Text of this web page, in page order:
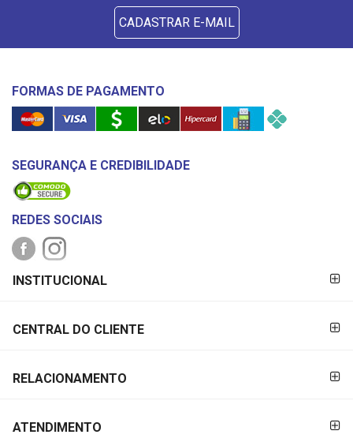
CADASTRAR E-MAIL
FORMAS DE PAGAMENTO
SEGURANÇA E CREDIBILIDADE
REDES SOCIAIS
PAGAMENTO
INSTITUCIONAL
CENTRAL DO CLIENTE
RELACIONAMENTO
ATENDIMENTO